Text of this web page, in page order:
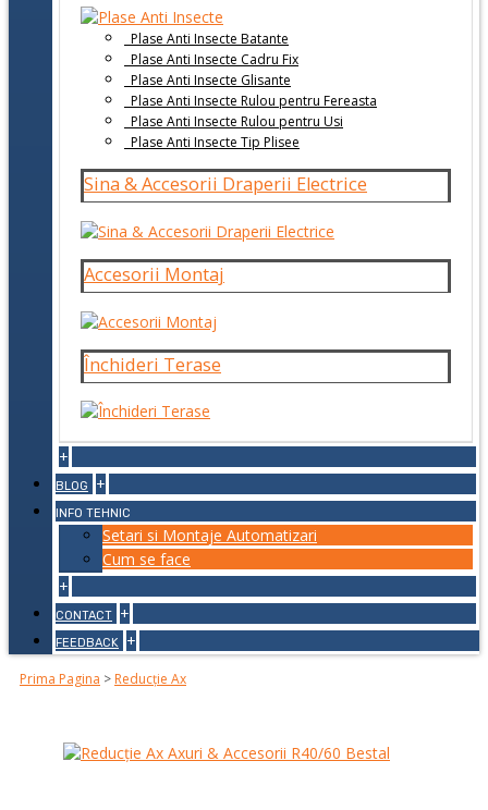
Plase Anti Insecte Batante
Plase Anti Insecte Cadru Fix
Plase Anti Insecte Glisante
Plase Anti Insecte Rulou pentru Fereasta
Plase Anti Insecte Rulou pentru Usi
Plase Anti Insecte Tip Plisee
Sina & Accesorii Draperii Electrice
Accesorii Montaj
Închideri Terase
+
BLOG +
INFO TEHNIC
Setari si Montaje Automatizari
Cum se face
+
CONTACT +
FEEDBACK +
Prima Pagina > Reducție Ax